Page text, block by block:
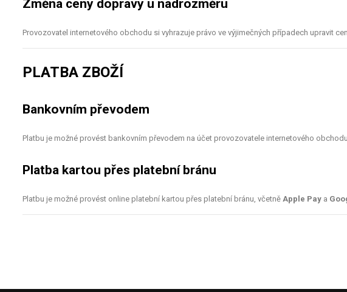
Změna ceny dopravy u nadrozměru
Provozovatel internetového obchodu si vyhrazuje právo ve výjimečných případech upravit
PLATBA ZBOŽÍ
Bankovním převodem
Platbu je možné provést bankovním převodem na účet provozovatele internetového
Platba kartou přes platební bránu
Platbu je možné provést online platební kartou přes platební bránu, včetně Apple Pay a